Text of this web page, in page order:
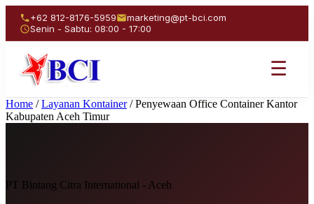
+62 812-8176-5959
marketing@pt-bci.com
Senin - Sabtu: 08:00 - 17:00
☰
Home / Layanan Kontainer / Penyewaan Office Container Kantor
Kabupaten Aceh Timur
PT Bintang Citra International - Aceh